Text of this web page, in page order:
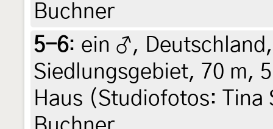
Buchner
5-6: ein ♂,
Siedlungsgebiet, 70 m,
Haus (Studiofotos: